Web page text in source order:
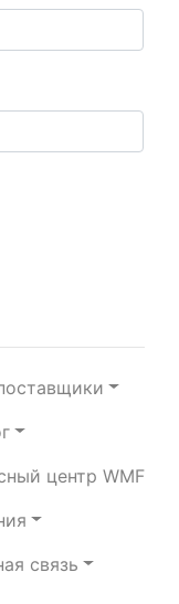
центр WMF
связь